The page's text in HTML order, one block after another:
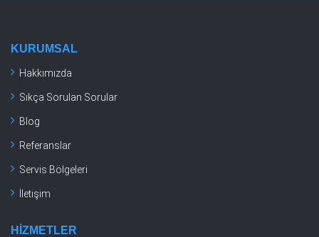
KURUMSAL
Hakkımızda
Sıkça Sorulan Sorular
Blog
Referanslar
Servis Bölgeleri
İletişim
HIZMETLER